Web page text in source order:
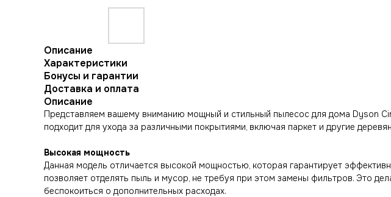
Описание
Характеристики
Бонусы и гарантии
Доставка и оплата
Описание
Представляем вашему вниманию мощный и стильный пылесос для дома Dyson
подходит для ухода за различными покрытиями, включая паркет и другие
Высокая мощность
Данная модель отличается высокой мощностью, которая гарантирует
позволяет отделять пыль и мусор, не требуя при этом замены фильтров. Это
беспокоиться о дополнительных расходах.